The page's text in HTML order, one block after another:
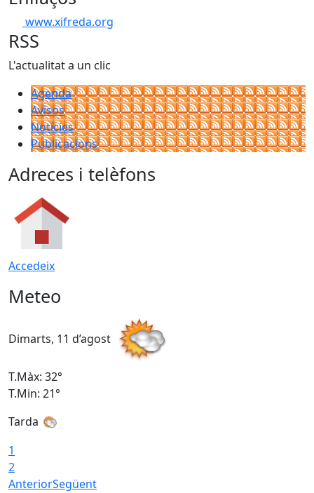
www.xifreda.org
RSS
L'actualitat a un clic
Agenda
Avisos
Notícies
Publicacions
Adreces i telèfons
Accedeix
Meteo
Dimarts, 11 d’agost
T.Màx: 32°
T.Min: 21°
Tarda
1
2
AnteriorSegüent